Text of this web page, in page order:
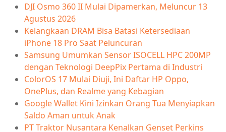
DJI Osmo 360 II Mulai Dipamerkan, Meluncur 13
Agustus 2026
Kelangkaan DRAM Bisa Batasi Ketersediaan
iPhone 18 Pro Saat Peluncuran
Samsung Umumkan Sensor ISOCELL HPC 200MP
dengan Teknologi DeepPix Pertama di Industri
ColorOS 17 Mulai Diuji, Ini Daftar HP Oppo,
OnePlus, dan Realme yang Kebagian
Google Wallet Kini Izinkan Orang Tua Menyiapkan
Saldo Aman untuk Anak
PT Traktor Nusantara Kenalkan Genset Perkins